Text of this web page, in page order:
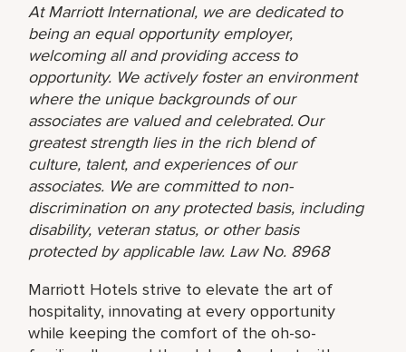
At Marriott International, we are dedicated to
being an equal opportunity employer,
welcoming all and providing access to
opportunity. We actively foster an environment
where the unique backgrounds of our
associates are valued and celebrated. Our
greatest strength lies in the rich blend of
culture, talent, and experiences of our
associates. We are committed to non-
discrimination on any protected basis, including
disability, veteran status, or other basis
protected by applicable law. Law No. 8968
Marriott Hotels strive to elevate the art of
hospitality, innovating at every opportunity
while keeping the comfort of the oh-so-